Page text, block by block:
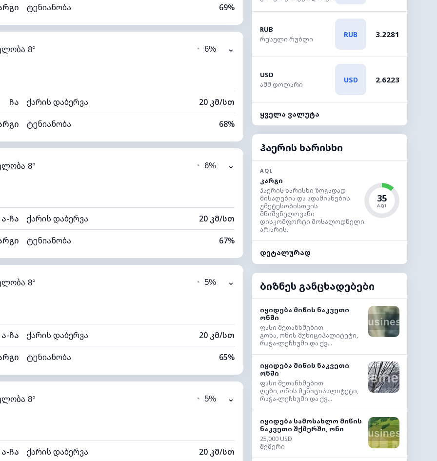
ტენიანობა 69%
69% (კომფორტული) ღრუბლიანობა 12%
5°C ხილვადობა 10 კმ
8° ◔ 6% ⌄
ჩა ქარის დაბერვა 20 კმ/სთ
ტენიანობა 68%
68% (კომფორტული) ღრუბლიანობა 13%
4°C ხილვადობა 10 კმ
8° ◔ 6% ⌄
ა-ჩა ქარის დაბერვა 20 კმ/სთ
ტენიანობა 67%
67% (კომფორტული) ღრუბლიანობა 13%
4°C ხილვადობა 10 კმ
8° ◔ 5% ⌄
ა-ჩა ქარის დაბერვა 20 კმ/სთ
ტენიანობა 65%
65% (კომფორტული) ღრუბლიანობა 12%
3°C ხილვადობა 10 კმ
8° ◔ 5% ⌄
ა-ჩა ქარის დაბერვა 20 კმ/სთ
RUB
რუსული რუბლი
RUB 3.2281
USD
აშშ დოლარი
USD 2.6223
ყველა ვალუტა
ჰაერის ხარისხი
AQI
კარგი
ჰაერის ხარისხი ზოგადად
მისაღებია და ადამიანების
უმეტესობისთვის
მნიშვნელოვანი
დისკომფორტი მოსალოდნელი
არ არის.
35
AQI
დეტალურად
ბიზნეს განცხადებები
იყიდება მიწის ნაკვეთი
ონში
ფასი შეთანხმებით
გონა, ონის მუნიციპალიტეტი,
რაჭა-ლეჩხუმი და ქვ...
იყიდება მიწის ნაკვეთი
ონში
ფასი შეთანხმებით
ღები, ონის მუნიციპალიტეტი,
რაჭა-ლეჩხუმი და ქვ...
იყიდება სამოსახლო მიწის
ნაკვეთი შქმერში, ონი
25,000 USD
შქმერი